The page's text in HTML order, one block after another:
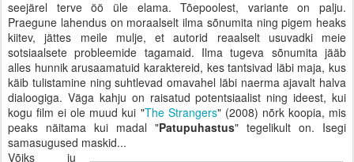
seejärel terve öö üle elama. Tõepoolest, variante on palju.
Praegune lahendus on moraalselt ilma sõnumita ning pigem heaks
kiitev, jättes meile mulje, et autorid reaalselt usuvadki meie
sotsiaalsete probleemide tagamaid. Ilma tugeva sõnumita jääb
alles hunnik arusaamatuid karaktereid, kes tantsivad läbi maja, kus
käib tulistamine ning suhtlevad omavahel läbi naerma ajavalt halva
dialoogiga. Väga kahju on raisatud potentsiaalist ning ideest, kui
kogu film ei ole muud kui "The Strangers" (2008) nõrk koopia, mis
peaks näitama kui madal "Patupuhastus" tegelikult on. Isegi
samasugused maskid...
Võiks ju